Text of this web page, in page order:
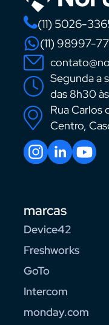
(11) 5026-
(11) 98997-
Segunda a
das 8h30
Rua Carlos
Centro,
marcas
Device42
Freshworks
GoTo
Intercom
monday.com